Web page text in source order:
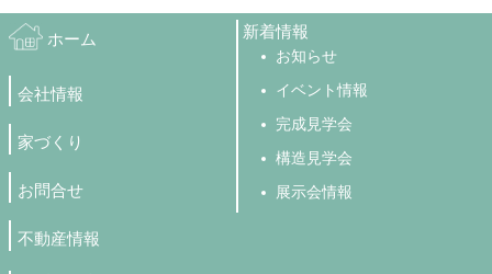
ホーム
会社情報
家づくり
お問合せ
不動産情報
新着情報
お知らせ
イベント情報
完成見学会
構造見学会
展示会情報